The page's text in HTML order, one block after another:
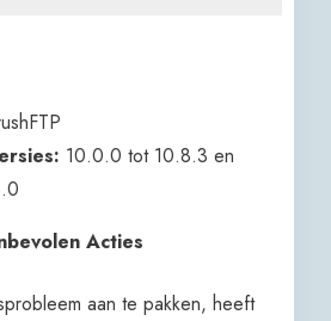
10.0.0 tot 10.8.3 en
Acties
aan te pakken, heeft